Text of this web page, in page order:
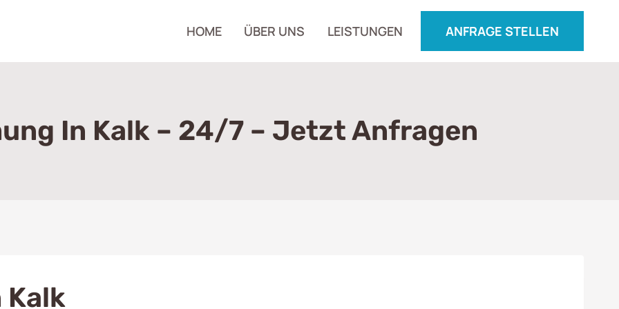
HOME ÜBER UNS LEISTUNGEN ANFRAGE STELLEN
In Kalk – 24/7 – Jetzt Anfragen
Kalk